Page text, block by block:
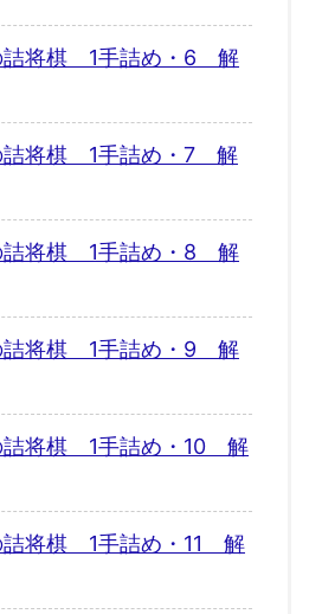
詰将棋 1手詰め・6 解
詰将棋 1手詰め・7 解
詰将棋 1手詰め・8 解
詰将棋 1手詰め・9 解
詰将棋 1手詰め・10 解
詰将棋 1手詰め・11 解